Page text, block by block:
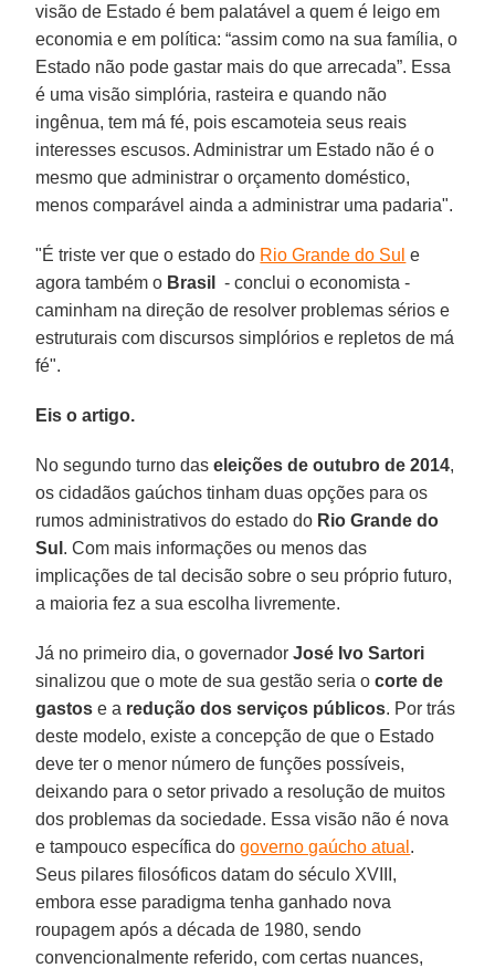
visão de Estado é bem palatável a quem é leigo em
economia e em política: “assim como na sua família, o
Estado não pode gastar mais do que arrecada”. Essa
é uma visão simplória, rasteira e quando não
ingênua, tem má fé, pois escamoteia seus reais
interesses escusos. Administrar um Estado não é o
mesmo que administrar o orçamento doméstico,
menos comparável ainda a administrar uma padaria".
"É triste ver que o estado do Rio Grande do Sul e
agora também o Brasil
- conclui o economista -
caminham na direção de resolver problemas sérios e
estruturais com discursos simplórios e repletos de má
fé".
Eis o artigo.
No segundo turno das eleições de outubro de 2014,
os cidadãos gaúchos tinham duas opções para os
rumos administrativos do estado do Rio Grande do
Sul . Com mais informações ou menos das
implicações de tal decisão sobre o seu próprio futuro,
a maioria fez a sua escolha livremente.
Já no primeiro dia, o governadorJosé Ivo Sartori
sinalizou que o mote de sua gestão seria o corte de
gastos e a redução dos serviços públicos. Por trás
deste modelo, existe a concepção de que o Estado
deve ter o menor número de funções possíveis,
deixando para o setor privado a resolução de muitos
dos problemas da sociedade. Essa visão não é nova
e tampouco específica dogoverno gaúcho atual .
Seus pilares filosóficos datam do século XVIII,
embora esse paradigma tenha ganhado nova
roupagem após a década de 1980, sendo
convencionalmente referido, com certas nuances,